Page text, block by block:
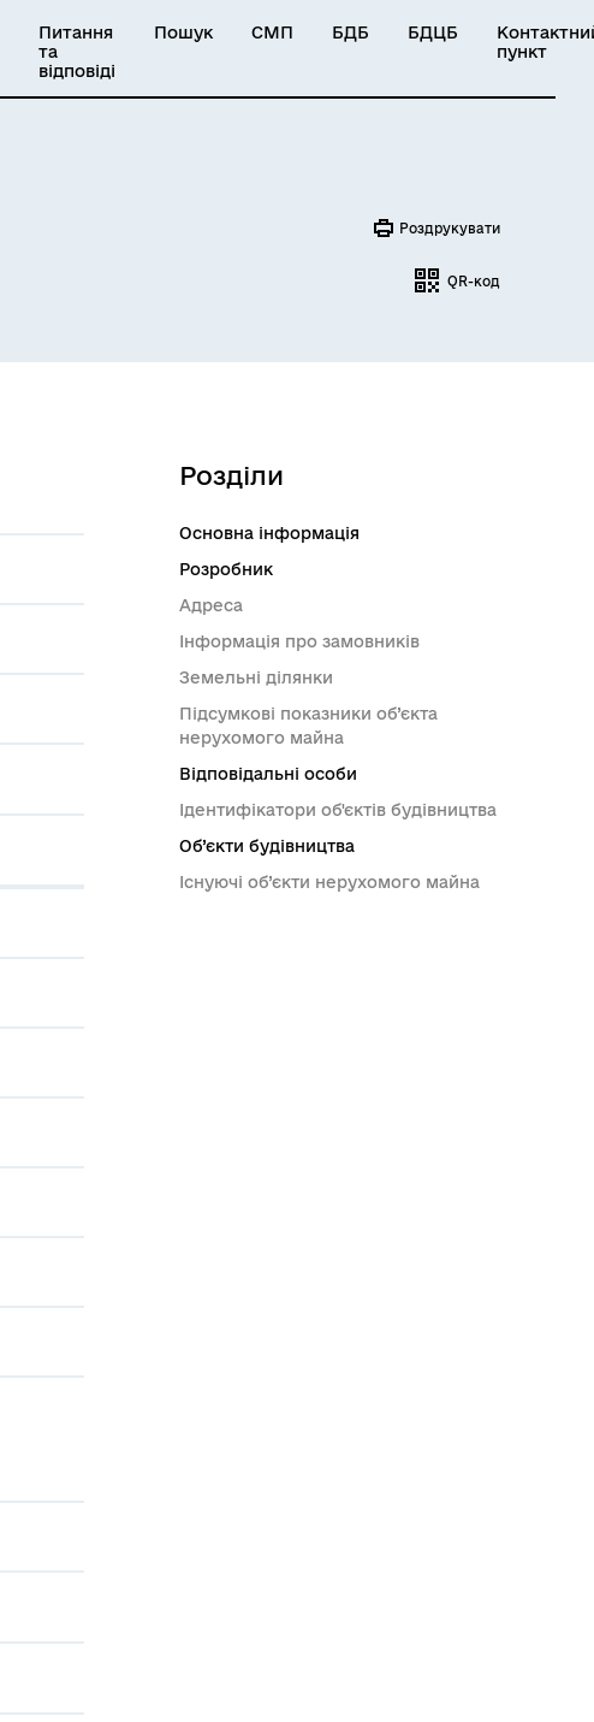
Питання
та
відповіді
Пошук СМП БДБ БДЦБ
пункт
Роздрукувати
QR-код
Розділи
Основна інформація
Розробник
Адреса
Інформація про замовників
Земельні ділянки
Підсумкові показники об’єкта
нерухомого майна
Відповідальні особи
Ідентифікатори об'єктів будівництва
Об’єкти будівництва
Існуючі об’єкти нерухомого майна